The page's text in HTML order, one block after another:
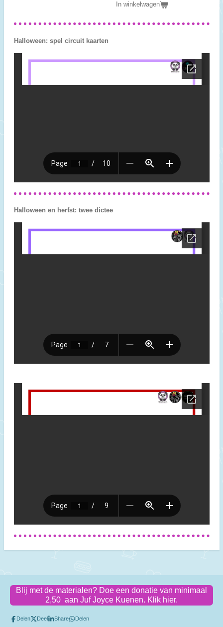
In winkelwagen
Halloween: spel circuit kaarten
Halloween en herfst: twee dictee
Blij met de materialen? Doe een donatie van minimaal
2,50 aan Juf Joyce Kuenen. Klik hier.
Delen Deel Share Delen